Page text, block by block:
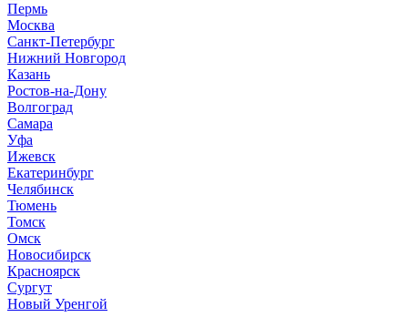
Пермь
Москва
Санкт-Петербург
Нижний Новгород
Казань
Ростов-на-Дону
Волгоград
Самара
Уфа
Ижевск
Екатеринбург
Челябинск
Тюмень
Томск
Омск
Новосибирск
Красноярск
Сургут
Новый Уренгой